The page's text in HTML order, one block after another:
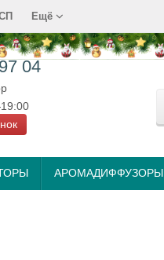
Ещё
04
АРОМАДИФФУЗОРЫ